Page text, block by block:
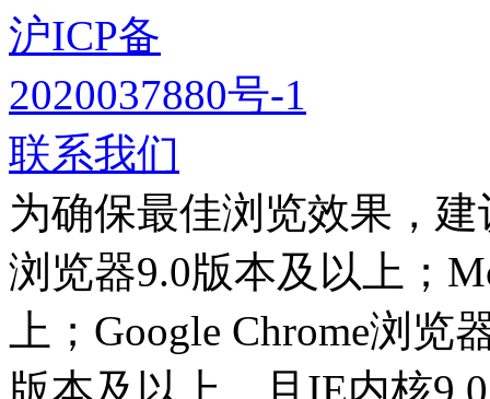
沪ICP备
2020037880号-1
联系我们
为确保最佳浏览效果，
浏览器9.0版本及以上；
上；Google Chrome浏